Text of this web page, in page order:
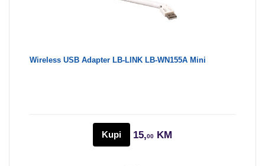
Wireless USB Adapter LB-LINK LB-WN155A Mini
Kupi 15,00 KM